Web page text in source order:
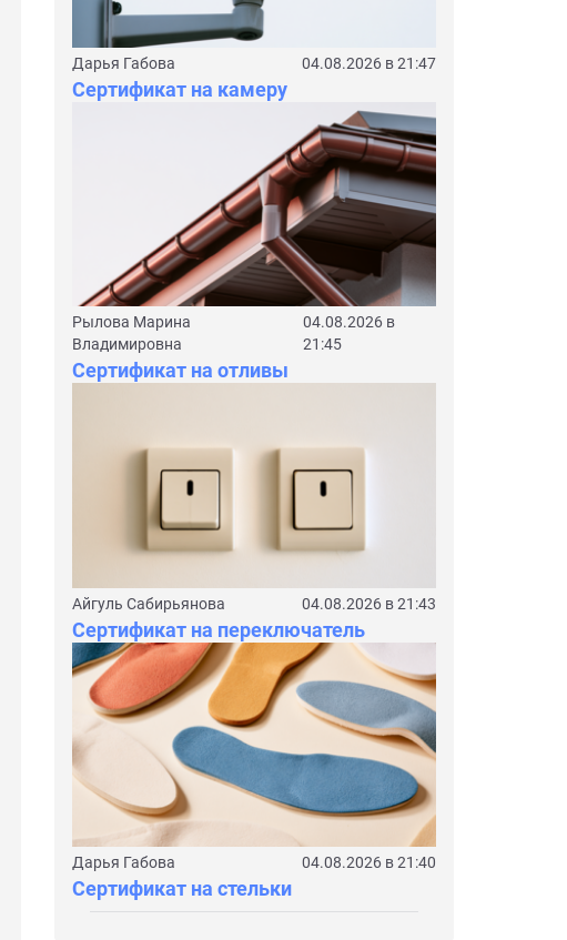
Дарья Габова 04.08.2026 в 21:47
Сертификат на камеру
Рылова Марина
Владимировна
04.08.2026 в
21:45
Сертификат на отливы
Айгуль Сабирьянова 04.08.2026 в 21:43
Сертификат на переключатель
Дарья Габова 04.08.2026 в 21:40
Сертификат на стельки